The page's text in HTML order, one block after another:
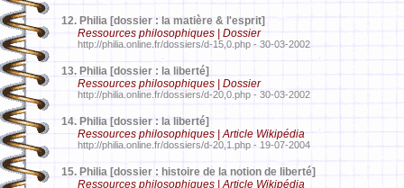
12. Philia [dossier : la matière & l'esprit]
Ressources philosophiques | Dossier
http://philia.online.fr/dossiers/d-15,0.php - 30-03-2002
13. Philia [dossier : la liberté]
Ressources philosophiques | Dossier
http://philia.online.fr/dossiers/d-20,0.php - 30-03-2002
14. Philia [dossier : la liberté]
Ressources philosophiques | Article Wikipédia
http://philia.online.fr/dossiers/d-20,1.php - 19-07-2004
15. Philia [dossier : histoire de la notion de liberté]
Ressources philosophiques | Article Wikipédia